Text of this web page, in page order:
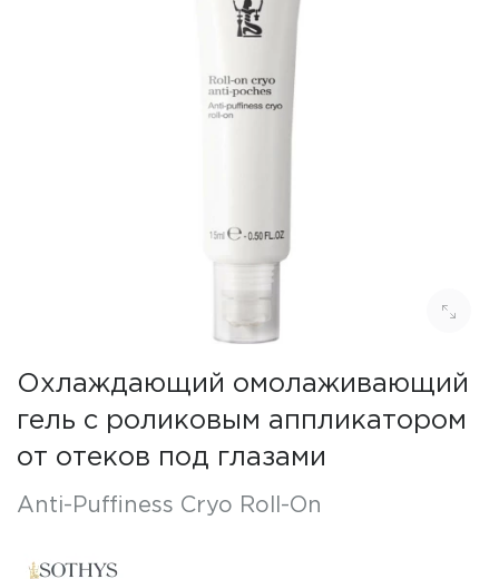
Охлаждающий омолаживающий
гель с роликовым аппликатором
от отеков под глазами
Anti-Puffiness Cryo Roll-On